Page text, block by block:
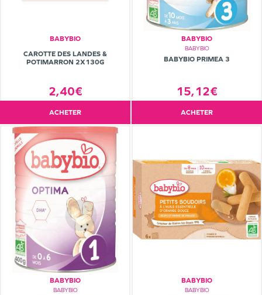
BABYBIO
CAROTTE DES LANDES &
POTIMARRON 2X130G
2,40€
ACHETER
BABYBIO
BABYBIO
BABYBIO PRIMEA 3
15,12€
ACHETER
BABYBIO
BABYBIO
BABYBIO
BABYBIO